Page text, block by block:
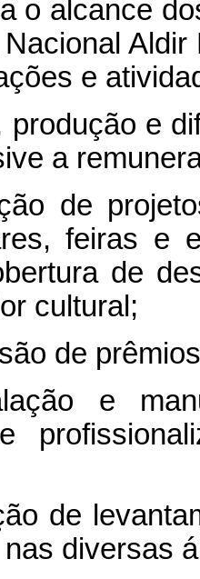
o alcance
e
produção e
a
de
feiras e
de
cultural;
de
e
de
diversas